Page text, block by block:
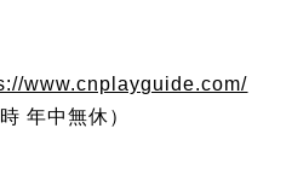
www.cnplayguide.com/
年中無休）